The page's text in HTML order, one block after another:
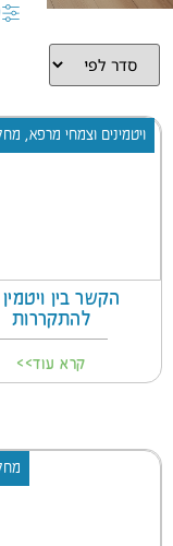
ויטמינים וצמחי מרפא,
להתקררות
קרא עוד>>